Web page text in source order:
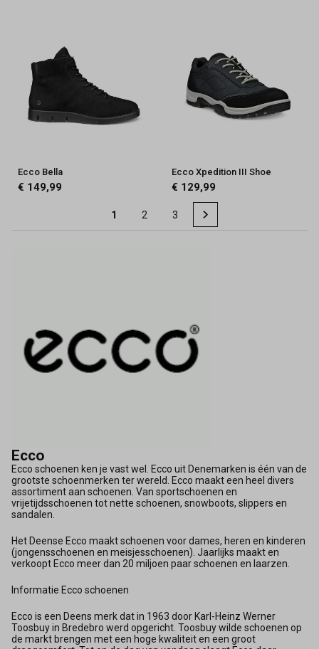
Ecco Bella
€ 149,99
Ecco Xpedition III Shoe
€ 129,99
1 2 3
Ecco
Ecco schoenen ken je vast wel. Ecco uit Denemarken is één van de
grootste schoenmerken ter wereld. Ecco maakt een heel divers
assortiment aan schoenen. Van sportschoenen en
vrijetijdsschoenen tot nette schoenen, snowboots, slippers en
sandalen.
Het Deense Ecco maakt schoenen voor dames, heren en kinderen
(jongensschoenen en meisjesschoenen). Jaarlijks maakt en
verkoopt Ecco meer dan 20 miljoen paar schoenen en laarzen.
Informatie Ecco schoenen
Ecco is een Deens merk dat in 1963 door Karl-Heinz Werner
Toosbuy in Bredebro werd opgericht. Toosbuy wilde schoenen op
de markt brengen met een hoge kwaliteit en een groot